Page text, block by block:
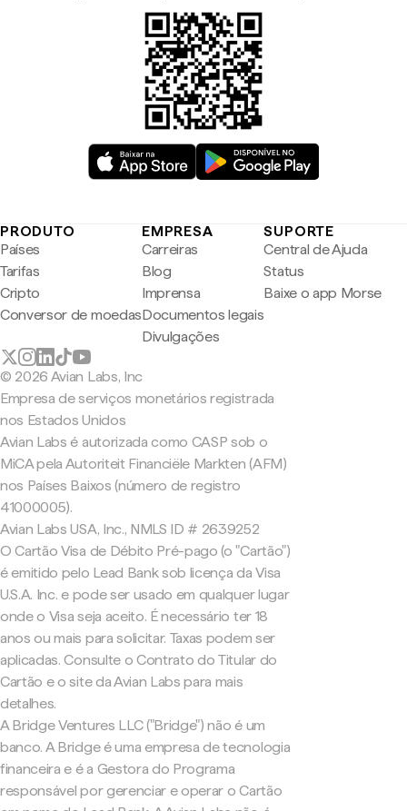
PRODUTO
Países
Tarifas
Cripto
Conversor de moedas
EMPRESA
Carreiras
Blog
Imprensa
Documentos legais
Divulgações
SUPORTE
Central de Ajuda
Status
Baixe o app Morse
© 2026 Avian Labs, Inc
Empresa de serviços monetários registrada
nos Estados Unidos
Avian Labs é autorizada como CASP sob o
MiCA pela Autoriteit Financiële Markten (AFM)
nos Países Baixos (número de registro
41000005).
Avian Labs USA, Inc., NMLS ID # 2639252
O Cartão Visa de Débito Pré-pago (o "Cartão")
é emitido pelo Lead Bank sob licença da Visa
U.S.A. Inc. e pode ser usado em qualquer lugar
onde o Visa seja aceito. É necessário ter 18
anos ou mais para solicitar. Taxas podem ser
aplicadas. Consulte o Contrato do Titular do
Cartão e o site da Avian Labs para mais
detalhes.
A Bridge Ventures LLC ("Bridge") não é um
banco. A Bridge é uma empresa de tecnologia
financeira e é a Gestora do Programa
responsável por gerenciar e operar o Cartão